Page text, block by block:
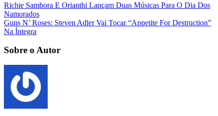
Richie Sambora E Orianthi Lançam Duas Músicas Para O Dia Dos
Namorados
Guns N’ Roses: Steven Adler Vai Tocar “Appetite For Destruction”
Na Íntegra
Sobre o Autor